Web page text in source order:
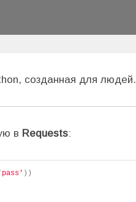
созданная для людей.
в Requests:
'pass' ))